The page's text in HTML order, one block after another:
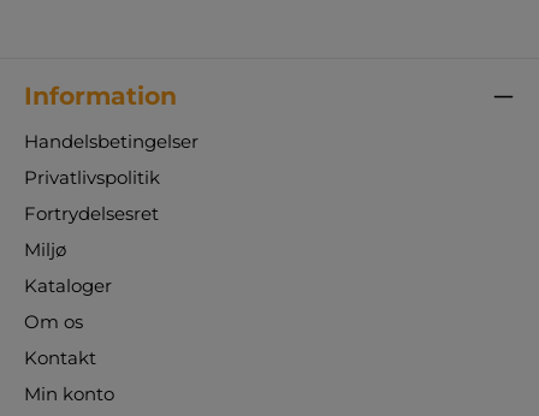
Information
Handelsbetingelser
Privatlivspolitik
Fortrydelsesret
Miljø
Kataloger
Om os
Kontakt
Min konto